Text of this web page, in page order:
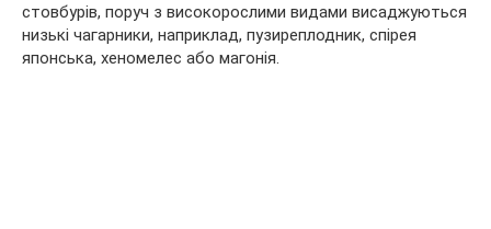
стовбурів, поруч з високорослими видами висаджуються
низькі чагарники, наприклад, пузиреплодник, спірея
японська, хеномелес або магонія.